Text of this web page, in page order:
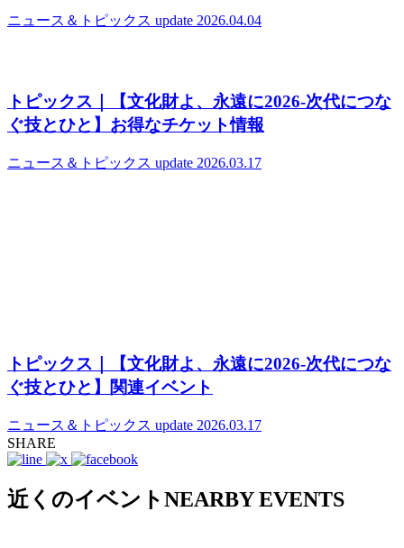
ニュース＆トピックス update 2026.04.04
トピックス｜【文化財よ、永遠に2026‐次代につな
ぐ技とひと】お得なチケット情報
ニュース＆トピックス update 2026.03.17
トピックス｜【文化財よ、永遠に2026‐次代につな
ぐ技とひと】関連イベント
ニュース＆トピックス update 2026.03.17
SHARE
近くのイベントNEARBY EVENTS